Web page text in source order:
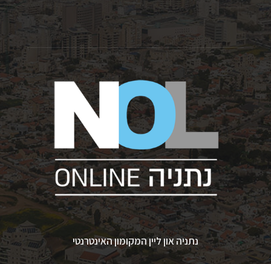
נתניה און ליין המקומון האינטרנטי